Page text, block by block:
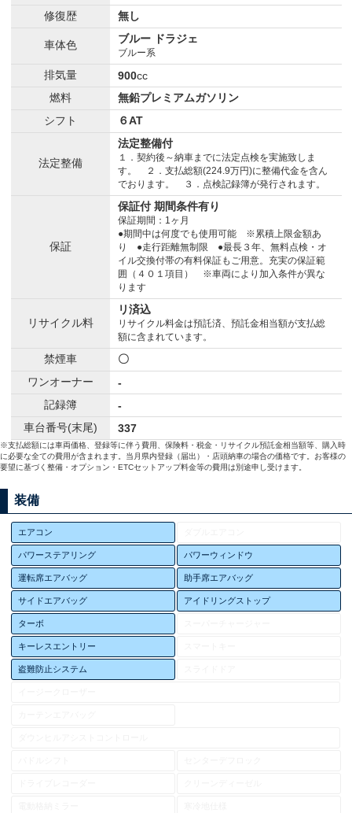
修復歴
無し
車体色 ブルー ドラジェ
ブルー系
排気量 900cc
燃料
無鉛プレミアムガソリン
シフト
６AT
法定整備
法定整備付
１．契約後～納車までに法定点検を実施致しま
す。 ２．支払総額(224.9万円)に整備代金を含ん
でおります。 ３．点検記録簿が発行されます。
保証
保証付 期間条件有り
保証期間：1ヶ月
●期間中は何度でも使用可能 ※累積上限金額あ
り ●走行距離無制限 ●最長３年、無料点検・オ
イル交換付帯の有料保証もご用意。充実の保証範
囲（４０１項目） ※車両により加入条件が異な
ります
リサイクル料
リ済込
リサイクル料金は預託済、預託金相当額が支払総
額に含まれています。
禁煙車
〇
ワンオーナー
-
記録簿
-
車台番号(末尾)
337
※支払総額には車両価格、登録等に伴う費用、保険料・税金・リサイクル預託金相当額等、購入時
に必要な全ての費用が含まれます。当月県内登録（届出）・店頭納車の場合の価格です。お客様の
要望に基づく整備・オプション・ETCセットアップ料金等の費用は別途申し受けます。
装備
エアコン
パワーステアリング パワーウィンドウ
運転席エアバッグ 助手席エアバッグ
サイドエアバッグ アイドリングストップ
ターボ
キーレスエントリー
盗難防止システム